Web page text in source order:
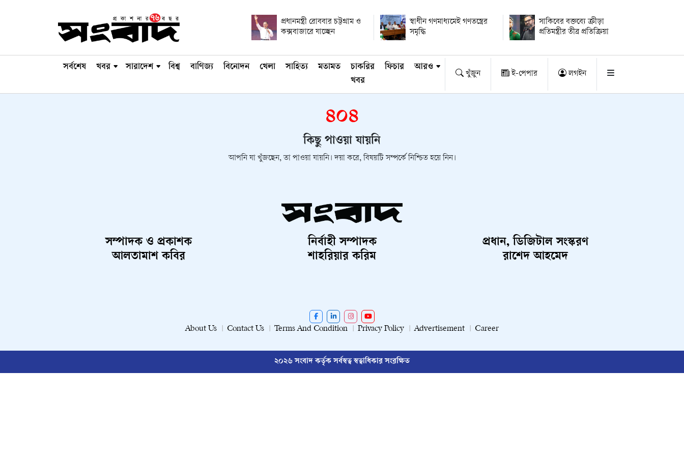
প্রধানমন্ত্রী রোববার চট্টগ্রাম ও
কক্সবাজারে যাচ্ছেন
স্বাধীন গণমাধ্যমেই গণতন্ত্রের
সমৃদ্ধি
সাকিবের বক্তব্যে ক্রীড়া
প্রতিমন্ত্রীর তীব্র প্রতিক্রিয়া
সর্বশেষ খবর সারাদেশ বিশ্ব বাণিজ্য বিনোদন খেলা সাহিত্য মতামত
চাকরির
খবর
ফিচার আরও
খুঁজুন ই-পেপার লগইন
৪০৪
কিছু পাওয়া যায়নি
আপনি যা খুঁজছেন, তা পাওয়া যায়নি। দয়া করে, বিষয়টি সম্পর্কে নিশ্চিত হয়ে নিন।
সম্পাদক ও প্রকাশক
আলতামাশ কবির
নির্বাহী সম্পাদক
শাহরিয়ার করিম
প্রধান, ডিজিটাল সংস্করণ
রাশেদ আহমেদ
About Us Contact Us Terms And Condition Privacy Policy Advertisement Career
২০২৬ সংবাদ কর্তৃক সর্বস্বত্ব স্বত্বাধিকার সংরক্ষিত